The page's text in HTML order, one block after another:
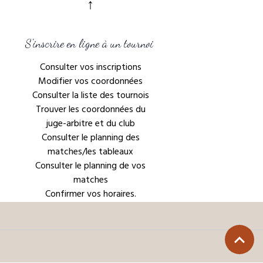
↑
S'inscrire en ligne à un tournoi
Consulter vos inscriptions
Modifier vos coordonnées
Consulter la liste des tournois
Trouver les coordonnées du
juge-arbitre et du club
Consulter le planning des
matches/les tableaux
Consulter le planning de vos
matches
Confirmer vos horaires.